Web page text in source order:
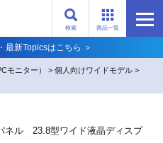
検索 商品一覧
最新Topicsはこちら ＞
モニター） >個人向けワイドモデル >
ネル 23.8型ワイド液晶ディスプ